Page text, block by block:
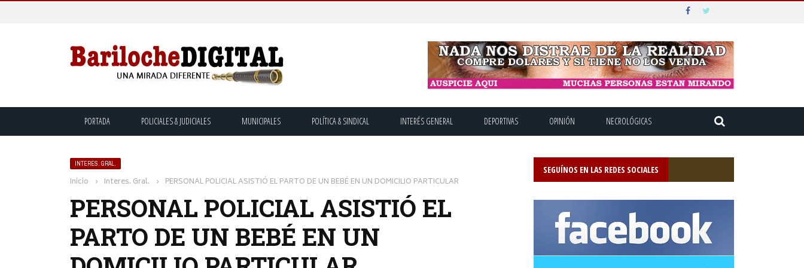
PORTADA POLICIALES & JUDICIALES MUNICIPALES POLÍTICA & SINDICAL INTERÉS GENERAL DEPORTIVAS OPINIÓN NECROLÓGICAS
INTERES. GRAL.
Inicio › Interes. Gral. › PERSONAL POLICIAL ASISTIÓ EL PARTO DE UN BEBÉ EN UN DOMICILIO PARTICULAR
PERSONAL POLICIAL ASISTIÓ EL
PARTO DE UN BEBÉ EN UN
SEGUÍNOS EN LAS REDES SOCIALES